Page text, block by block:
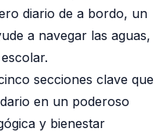
diario de a bordo, un
a navegar las aguas,
secciones clave que
en un poderoso
y bienestar